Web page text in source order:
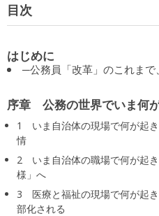
目次
はじめに
─公務員「改革」のこれまで
序章 公務の世界でいま何
1 いま自治体の現場で何が起
情
2 いま自治体の職場で何が起
様」へ
3 医療と福祉の現場で何が起
部化される